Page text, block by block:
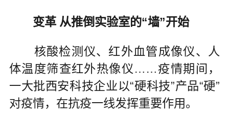
变革 从推倒实验室的“墙”开始
核酸检测仪、红外血管成像仪、人
体温度筛查红外热像仪……疫情期间，
一大批西安科技企业以“硬科技”产品“硬”
对疫情，在抗疫一线发挥重要作用。